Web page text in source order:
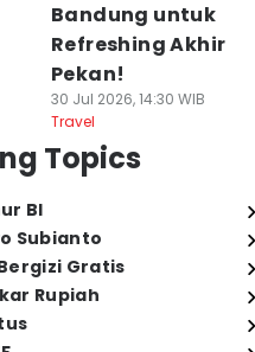
Bandung untuk
Refreshing Akhir
Pekan!
30 Jul 2026, 14:30 WIB
Travel
Topics
BI
Subianto
Gratis
Rupiah